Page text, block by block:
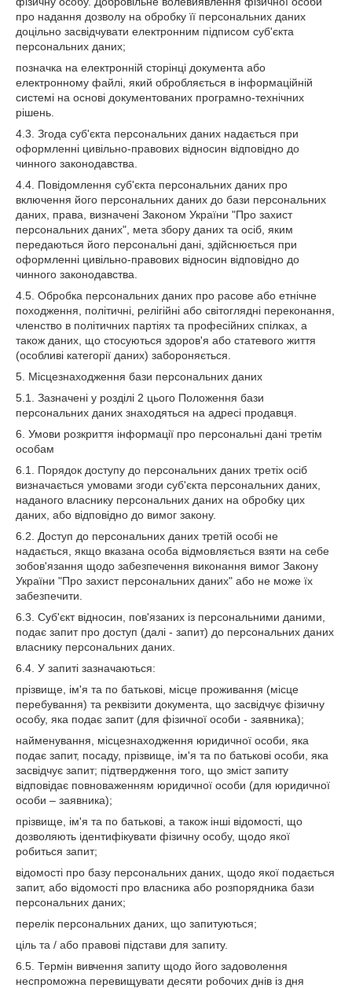
про надання дозволу на обробку її персональних даних
доцільно засвідчувати електронним підписом суб'єкта
персональних даних;
позначка на електронній сторінці документа або
електронному файлі, який обробляється в інформаційній
системі на основі документованих програмно-технічних
рішень.
4.3. Згода суб'єкта персональних даних надається при
оформленні цивільно-правових відносин відповідно до
чинного законодавства.
4.4. Повідомлення суб'єкта персональних даних про
включення його персональних даних до бази персональних
даних, права, визначені Законом України "Про захист
персональних даних", мета збору даних та осіб, яким
передаються його персональні дані, здійснюється при
оформленні цивільно-правових відносин відповідно до
чинного законодавства.
4.5. Обробка персональних даних про расове або етнічне
походження, політичні, релігійні або світоглядні переконання,
членство в політичних партіях та професійних спілках, а
також даних, що стосуються здоров'я або статевого життя
(особливі категорії даних) забороняється.
5. Місцезнаходження бази персональних даних
5.1. Зазначені у розділі 2 цього Положення бази
персональних даних знаходяться на адресі продавця.
6. Умови розкриття інформації про персональні дані третім
особам
6.1. Порядок доступу до персональних даних третіх осіб
визначається умовами згоди суб'єкта персональних даних,
наданого власнику персональних даних на обробку цих
даних, або відповідно до вимог закону.
6.2. Доступ до персональних даних третій особі не
надається, якщо вказана особа відмовляється взяти на себе
зобов'язання щодо забезпечення виконання вимог Закону
України "Про захист персональних даних" або не може їх
забезпечити.
6.3. Суб'єкт відносин, пов'язаних із персональними даними,
подає запит про доступ (далі - запит) до персональних даних
власнику персональних даних.
6.4. У запиті зазначаються:
прізвище, ім'я та по батькові, місце проживання (місце
перебування) та реквізити документа, що засвідчує фізичну
особу, яка подає запит (для фізичної особи - заявника);
найменування, місцезнаходження юридичної особи, яка
подає запит, посаду, прізвище, ім'я та по батькові особи, яка
засвідчує запит; підтвердження того, що зміст запиту
відповідає повноваженням юридичної особи (для юридичної
особи – заявника);
прізвище, ім'я та по батькові, а також інші відомості, що
дозволяють ідентифікувати фізичну особу, щодо якої
робиться запит;
відомості про базу персональних даних, щодо якої подається
запит, або відомості про власника або розпорядника бази
персональних даних;
перелік персональних даних, що запитуються;
ціль та / або правові підстави для запиту.
6.5. Термін вивчення запиту щодо його задоволення
неспроможна перевищувати десяти робочих днів із дня